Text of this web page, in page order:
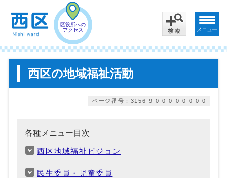
区役所への
アクセス
メニュー
西区の地域福祉活動
ページ番号：3156-9-0-0-0-0-0-0-0-0
各種メニュー目次
西区地域福祉ビジョン
民生委員・児童委員